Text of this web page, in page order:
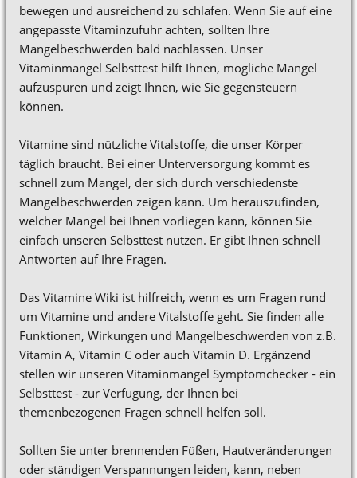
bewegen und ausreichend zu schlafen. Wenn Sie auf eine
angepasste Vitaminzufuhr achten, sollten Ihre
Mangelbeschwerden bald nachlassen. Unser
Vitaminmangel Selbsttest hilft Ihnen, mögliche Mängel
aufzuspüren und zeigt Ihnen, wie Sie gegensteuern
können.
Vitamine sind nützliche Vitalstoffe, die unser Körper
täglich braucht. Bei einer Unterversorgung kommt es
schnell zum Mangel, der sich durch verschiedenste
Mangelbeschwerden zeigen kann. Um herauszufinden,
welcher Mangel bei Ihnen vorliegen kann, können Sie
einfach unseren Selbsttest nutzen. Er gibt Ihnen schnell
Antworten auf Ihre Fragen.
Das Vitamine Wiki ist hilfreich, wenn es um Fragen rund
um Vitamine und andere Vitalstoffe geht. Sie finden alle
Funktionen, Wirkungen und Mangelbeschwerden von z.B.
Vitamin A, Vitamin C oder auch Vitamin D. Ergänzend
stellen wir unseren Vitaminmangel Symptomchecker - ein
Selbsttest - zur Verfügung, der Ihnen bei
themenbezogenen Fragen schnell helfen soll.
Sollten Sie unter brennenden Füßen, Hautveränderungen
oder ständigen Verspannungen leiden, kann, neben